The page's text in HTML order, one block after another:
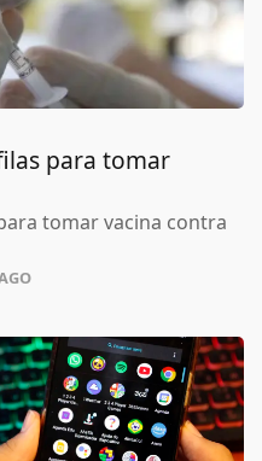
para tomar
tomar vacina contra